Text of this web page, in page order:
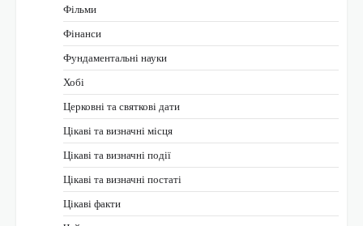
Фільми
Фінанси
Фундаментальні науки
Хобі
Церковні та святкові дати
Цікаві та визначні місця
Цікаві та визначні події
Цікаві та визначні постаті
Цікаві факти